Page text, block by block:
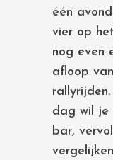
één
vier op
nog even
afloop
dag wil je
bar,